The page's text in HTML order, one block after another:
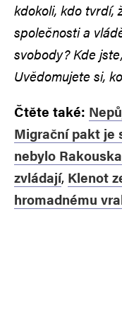
kdokoli, kdo tvrdí,
společnosti a
svobody? Kde
Uvědomujete si,
Čtěte také:
Migrační pakt je
nebylo Rakouska
zvládají, Klenot
hromadnému